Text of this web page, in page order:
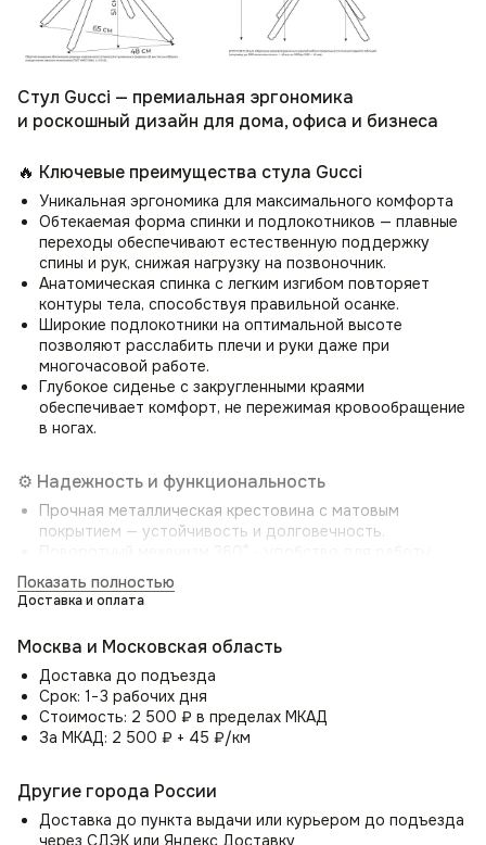
Стул Gucci — премиальная эргономика
и роскошный дизайн для дома, офиса и бизнеса
🔥 Ключевые преимущества стула Gucci
Уникальная эргономика для максимального комфорта
Обтекаемая форма спинки и подлокотников — плавные
переходы обеспечивают естественную поддержку
спины и рук, снижая нагрузку на позвоночник.
Анатомическая спинка с легким изгибом повторяет
контуры тела, способствуя правильной осанке.
Широкие подлокотники на оптимальной высоте
позволяют расслабить плечи и руки даже при
многочасовой работе.
Глубокое сиденье с закругленными краями
обеспечивает комфорт, не пережимая кровообращение
в ногах.
⚙️ Надежность и функциональность
Прочная металлическая крестовина с матовым
покрытием — устойчивость и долговечность.
Высокий ресурс износостойкости — обивка
делает стул пригодным для общественных мест.
💎 Роскошные материалы и стильная отделка
Элитная ткань — муаровый шенилл с благородным
переливом и бархатистой текстурой.
Устойчивость к загрязнениям — легко чистится
пылесосом или влажной салфеткой.
Показать полностью
Доставка и оплата
Москва и Московская область
Доставка до подъезда
Срок: 1−3 рабочих дня
Стоимость: 2 500 ₽ в пределах МКАД
За МКАД: 2 500 ₽ + 45 ₽/км
Другие города России
Доставка до пункта выдачи или курьером до подъезда
через СДЭК или Яндекс Доставку